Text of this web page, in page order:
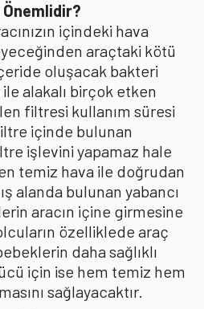
içindeki hava
araçtaki kötü
oluşacak bakteri
alakalı birçok etken
filtresi kullanım süresi
içinde bulunan
işlevini yapamaz hale
temiz hava ile doğrudan
alanda bulunan yabancı
aracın içine girmesine
özelliklede araç
daha sağlıklı
için ise hem temiz hem
sağlayacaktır.